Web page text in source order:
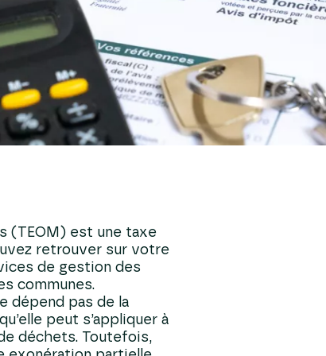
et de valorisation.
une nouvelle
et la
et finançables.
de vos
sur chacun de vos
savoir pour vous
selon des critères
territoriale.
(TEOM) est une taxe
retrouver sur votre
de gestion des
communes.
dépend pas de la
peut s’appliquer à
déchets. Toutefois,